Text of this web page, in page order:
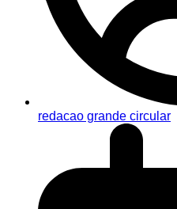
redacao grande circular